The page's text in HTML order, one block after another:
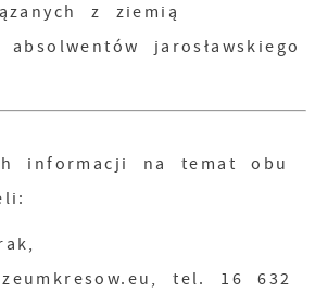
z ziemią
absolwentów jarosławskiego
informacji na temat obu
tel. 16 632